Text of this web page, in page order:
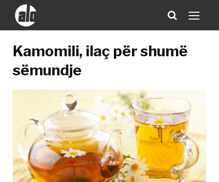
Kamomili, ilaç për shumë
sëmundje